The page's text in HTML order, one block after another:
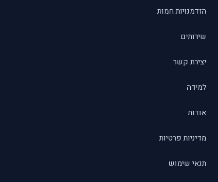
הזדמנויות חמות
שירותים
יצירת קשר
למידה
אודות
מדיניות פרטיות
תנאי שימוש